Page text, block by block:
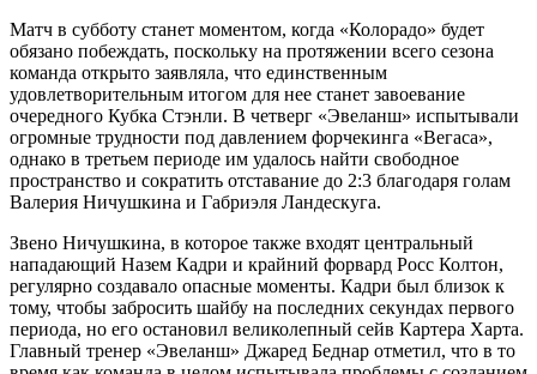
Матч в субботу станет моментом, когда «Колорадо» будет
обязано побеждать, поскольку на протяжении всего сезона
команда открыто заявляла, что единственным
удовлетворительным итогом для нее станет завоевание
очередного Кубка Стэнли. В четверг «Эвеланш» испытывали
огромные трудности под давлением форчекинга «Вегаса»,
однако в третьем периоде им удалось найти свободное
пространство и сократить отставание до 2:3 благодаря голам
Валерия Ничушкина и Габриэля Ландескуга.
Звено Ничушкина, в которое также входят центральный
нападающий Назем Кадри и крайний форвард Росс Колтон,
регулярно создавало опасные моменты. Кадри был близок к
тому, чтобы забросить шайбу на последних секундах первого
периода, но его остановил великолепный сейв Картера Харта.
Главный тренер «Эвеланш» Джаред Беднар отметил, что в то